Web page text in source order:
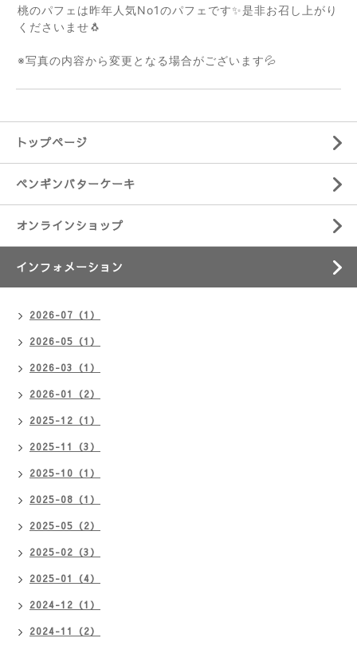
桃のパフェは昨年人気No1のパフェです✨是非お召し上がり
くださいませ🐧
※写真の内容から変更となる場合がございます💦
トップページ
ペンギンバターケーキ
オンラインショップ
インフォメーション
2026-07（1）
2026-05（1）
2026-03（1）
2026-01（2）
2025-12（1）
2025-11（3）
2025-10（1）
2025-08（1）
2025-05（2）
2025-02（3）
2025-01（4）
2024-12（1）
2024-11（2）